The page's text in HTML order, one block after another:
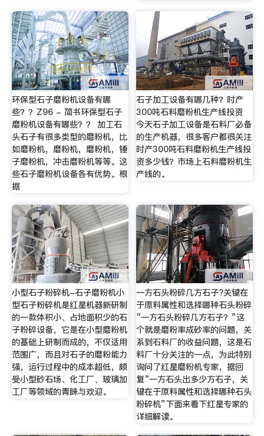
环保型石子磨粉机设备有哪
些？？Z96 - 简书环保型石子
磨粉机设备有哪些？？ 加工石
头石子有很多类型的磨粉机，比
如磨粉机，磨粉机，磨粉机，锤
子磨粉机，冲击磨粉机等等。这
些石子磨粉机设备各有优势。根
据
石子加工设备有哪几种？时产
300吨石料磨粉机生产线投资
今天石子加工设备是石料厂必备
的生产机器，很多客户都很关注
时产300吨石料磨粉机生产线投
资多少钱？市场上石料磨粉机生
产线的。
小型石子粉碎机-石子磨粉机小
型石子粉碎机是红星机器新研制
的一款体积小、占地面积少的石
子粉碎设备，它是在小型磨粉机
的基础上研制而成的，不仅适用
范围广，而且对石子的磨粉能力
强，运行过程中的成本超低，颇
受小型砂石场、化工厂、玻璃加
工厂等领域的青睐与欢迎。
一方石头粉碎几方石子?关键在
于原料属性和选择哪种石头粉碎
“一方石头粉碎几方石子？”这
个就是磨粉率成砂率的问题，关
系到石料厂的收益问题，这是石
料厂十分关注的一点，为此特别
询问了红星磨粉机专家，据回
复“一方石头出多少方石子，关
键在于原料属性和选择哪种石头
粉碎机”下面来看下红星专家的
详细解读。